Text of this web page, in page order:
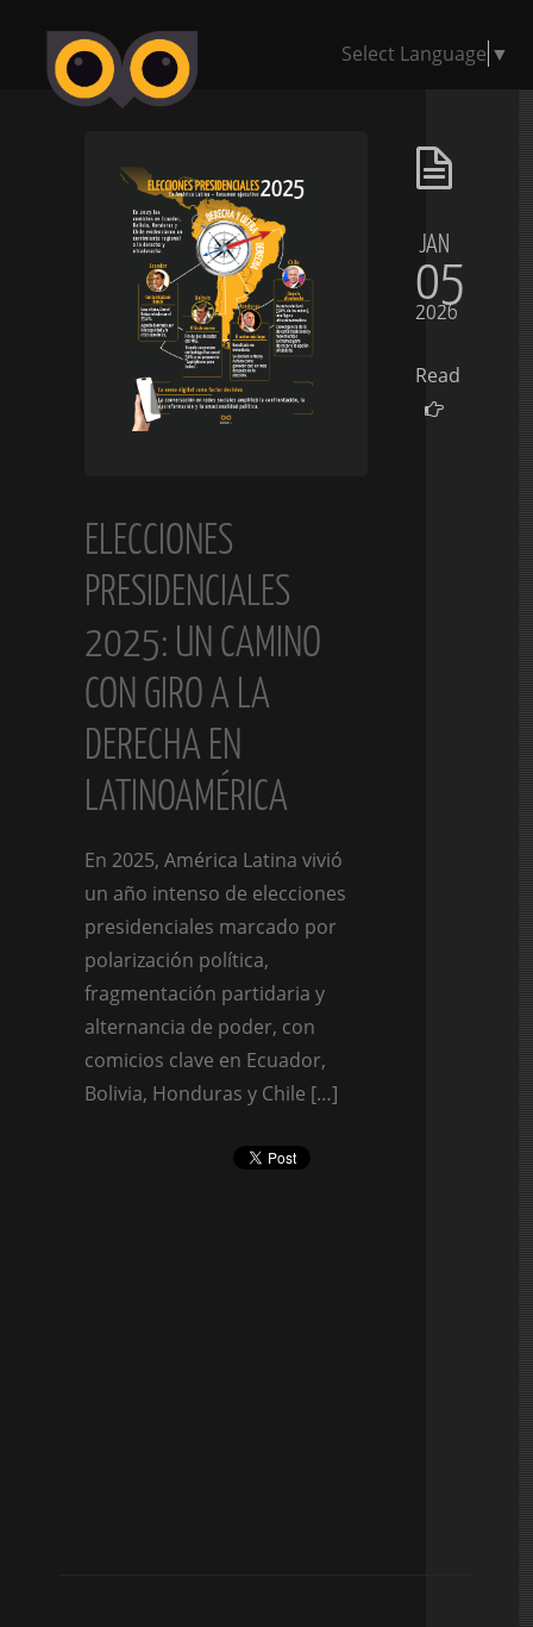
Select Language ▼
ELECCIONES
PRESIDENCIALES
2025: UN CAMINO
CON GIRO A LA
DERECHA EN
LATINOAMÉRICA
En 2025, América Latina vivió
un año intenso de elecciones
presidenciales marcado por
polarización política,
fragmentación partidaria y
alternancia de poder, con
comicios clave en Ecuador,
Bolivia, Honduras y Chile […]
JAN
05
2026
Read